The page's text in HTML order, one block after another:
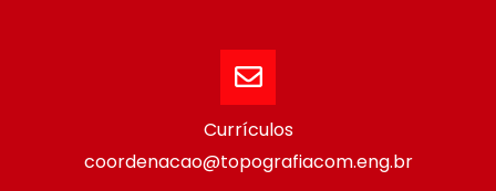
Currículos
coordenacao@topografiacom.eng.br